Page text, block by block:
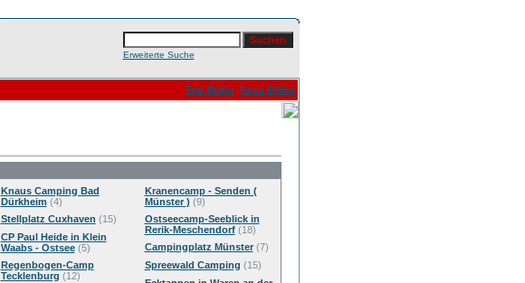
Erweiterte Suche
Top Bilder Neue Bilder
Knaus Camping Bad
Dürkheim (4)
Stellplatz Cuxhaven (15)
CP Paul Heide in Klein
Waabs - Ostsee(5)
Regenbogen-Camp
Tecklenburg (12)
Kranencamp - Senden (
Münster ) (9)
Ostseecamp-Seeblick in
Rerik-Meschendorf(18)
Campingplatz Münster(7)
Spreewald Camping (15)